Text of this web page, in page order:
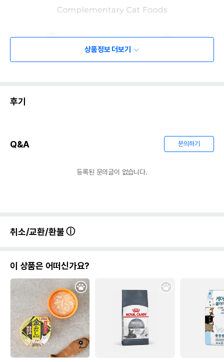
상품정보 더보기
후기
Q&A 문의하기
등록된 문의글이 없습니다.
취소/교환/환불
이 상품은 어떠신가요?